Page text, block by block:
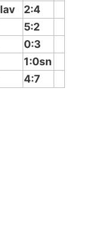
2:4
5:2
0:3
1:0sn
4:7